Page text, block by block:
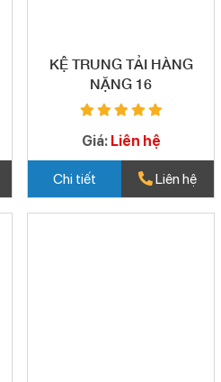
KỆ TRUNG TẢI HÀNG
NẶNG 16
Giá: Liên hệ
Chi tiết Liên hệ